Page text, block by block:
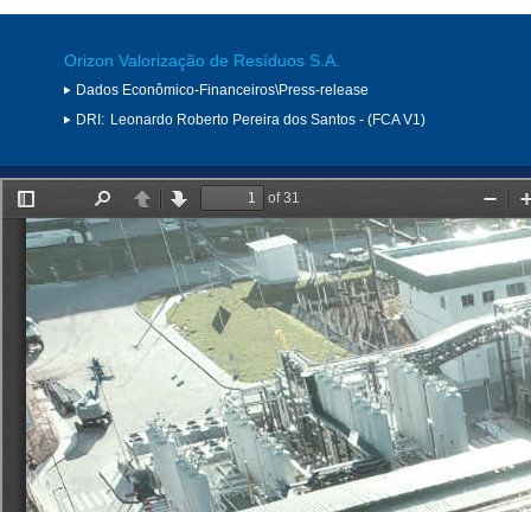
Orizon Valorização de Resíduos S.A.
Dados Econômico-Financeiros\Press-release
DRI: Leonardo Roberto Pereira dos Santos - (FCA V1)